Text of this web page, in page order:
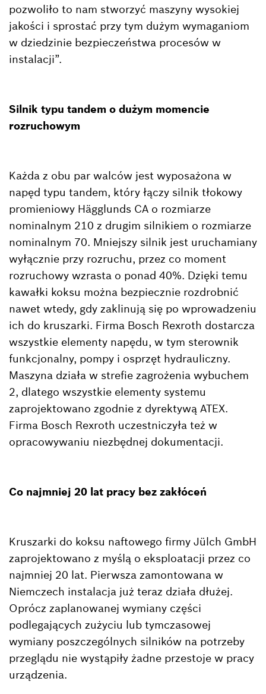
pozwoliło to nam stworzyć maszyny wysokiej
jakości i sprostać przy tym dużym wymaganiom
w dziedzinie bezpieczeństwa procesów w
instalacji”.
Silnik typu tandem o dużym momencie
rozruchowym
Każda z obu par walców jest wyposażona w
napęd typu tandem, który łączy silnik tłokowy
promieniowy Hägglunds CA o rozmiarze
nominalnym 210 z drugim silnikiem o rozmiarze
nominalnym 70. Mniejszy silnik jest uruchamiany
wyłącznie przy rozruchu, przez co moment
rozruchowy wzrasta o ponad 40%. Dzięki temu
kawałki koksu można bezpiecznie rozdrobnić
nawet wtedy, gdy zaklinują się po wprowadzeniu
ich do kruszarki. Firma Bosch Rexroth dostarcza
wszystkie elementy napędu, w tym sterownik
funkcjonalny, pompy i osprzęt hydrauliczny.
Maszyna działa w strefie zagrożenia wybuchem
2, dlatego wszystkie elementy systemu
zaprojektowano zgodnie z dyrektywą ATEX.
Firma Bosch Rexroth uczestniczyła też w
opracowywaniu niezbędnej dokumentacji.
Co najmniej 20 lat pracy bez zakłóceń
Kruszarki do koksu naftowego firmy Jülch GmbH
zaprojektowano z myślą o eksploatacji przez co
najmniej 20 lat. Pierwsza zamontowana w
Niemczech instalacja już teraz działa dłużej.
Oprócz zaplanowanej wymiany części
podlegających zużyciu lub tymczasowej
wymiany poszczególnych silników na potrzeby
przeglądu nie wystąpiły żadne przestoje w pracy
urządzenia.